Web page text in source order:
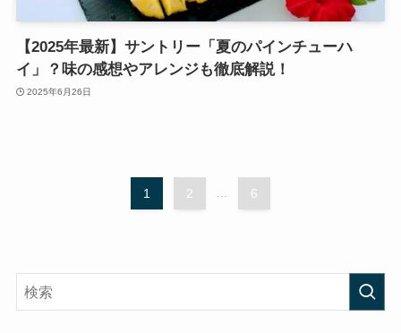
【2025年最新】サントリー「夏のパインチューハ
イ」？味の感想やアレンジも徹底解説！
2025年6月26日
1 2 ... 6